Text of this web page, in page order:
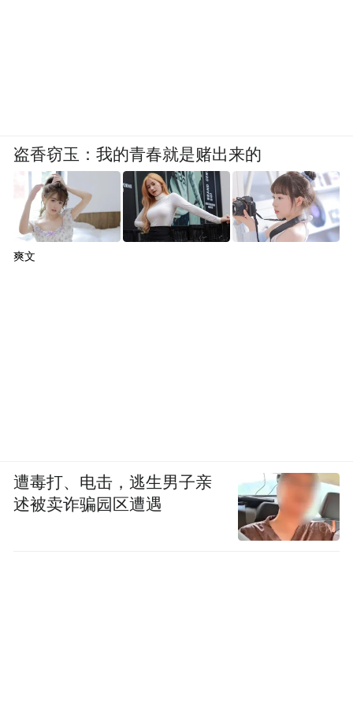
盗香窃玉：我的青春就是赌出来的
爽文
遭毒打、电击，逃生男子亲
述被卖诈骗园区遭遇